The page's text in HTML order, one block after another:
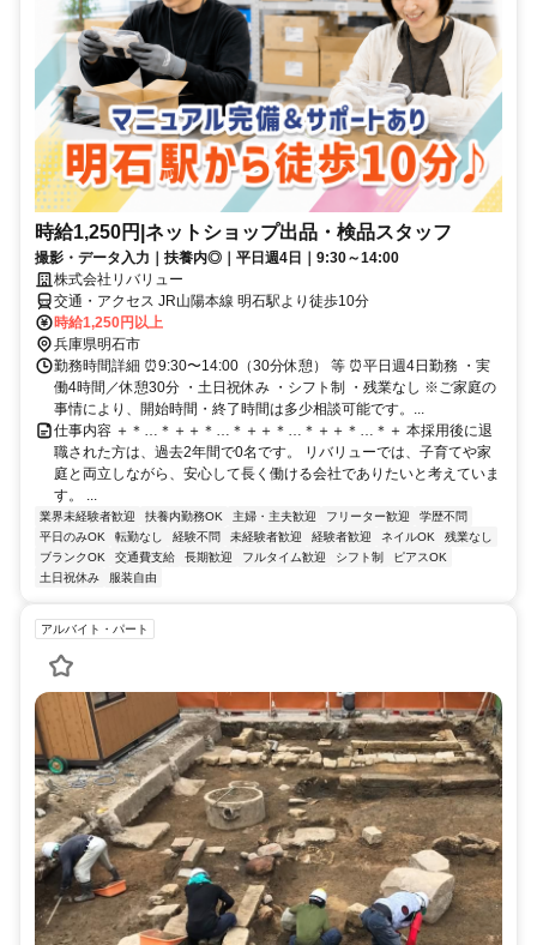
時給1,250円|ネットショップ出品・検品スタッフ
撮影・データ入力｜扶養内◎｜平日週4日｜9:30～14:00
株式会社リバリュー
交通・アクセス JR山陽本線 明石駅より徒歩10分
時給1,250円以上
兵庫県明石市
勤務時間詳細 ⏰9:30〜14:00（30分休憩） 等 ⏰平日週4日勤務 ・実
働4時間／休憩30分 ・土日祝休み ・シフト制 ・残業なし ※ご家庭の
事情により、開始時間・終了時間は多少相談可能です。...
仕事内容 ＋＊…＊＋＋＊…＊＋＋＊…＊＋＋＊…＊＋ 本採用後に退
職された方は、過去2年間で0名です。 リバリューでは、子育てや家
庭と両立しながら、安心して長く働ける会社でありたいと考えていま
す。 ...
業界未経験者歓迎 扶養内勤務OK 主婦・主夫歓迎 フリーター歓迎
学歴不問
平日のみOK
転勤なし 経験不問 未経験者歓迎 経験者歓迎 ネイルOK
残業なし
ブランクOK
交通費支給 長期歓迎 フルタイム歓迎 シフト制
ピアスOK
土日祝休み
服装自由
アルバイト・パート